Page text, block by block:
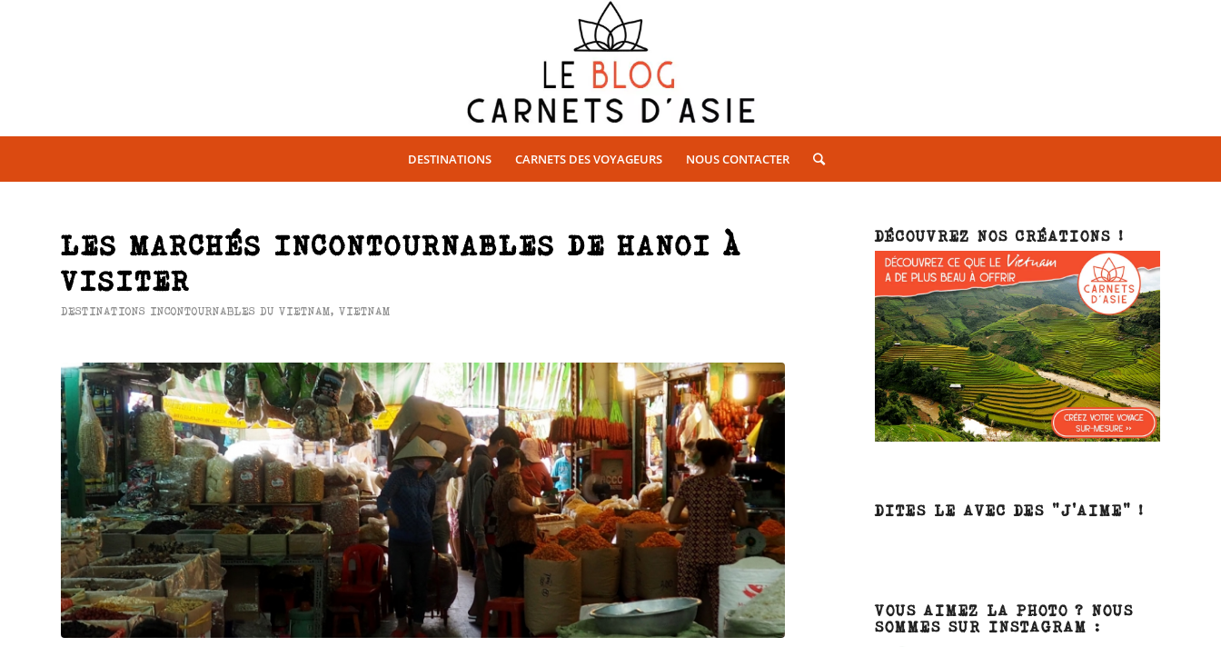
DESTINATIONS CARNETS DES VOYAGEURS NOUS CONTACTER
LES MARCHÉS INCONTOURNABLES DE HANOI À
VISITER
DESTINATIONS INCONTOURNABLES DU VIETNAM, VIETNAM
DÉCOUVREZ NOS CRÉATIONS !
DITES LE AVEC DES “J’AIME” !
VOUS AIMEZ LA PHOTO ? NOUS
SOMMES SUR INSTAGRAM :